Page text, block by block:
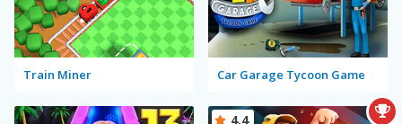
Train Miner Car Garage Tycoon Game
4.4